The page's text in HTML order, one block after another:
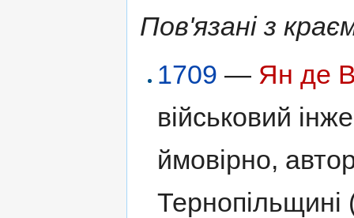
Пов'язані з
1709 — Ян де
військовий
ймовірно,